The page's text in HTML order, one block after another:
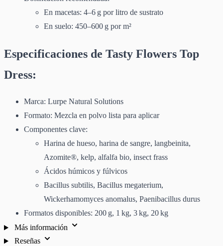
En macetas: 4–6 g por litro de sustrato
En suelo: 450–600 g por m²
Especificaciones de Tasty Flowers Top
Dress:
Marca: Lurpe Natural Solutions
Formato: Mezcla en polvo lista para aplicar
Componentes clave:
Harina de hueso, harina de sangre, langbeinita,
Azomite®, kelp, alfalfa bio, insect frass
Ácidos húmicos y fúlvicos
Bacillus subtilis, Bacillus megaterium,
Wickerhamomyces anomalus, Paenibacillus durus
Formatos disponibles: 200 g, 1 kg, 3 kg, 20 kg
Más información
Reseñas